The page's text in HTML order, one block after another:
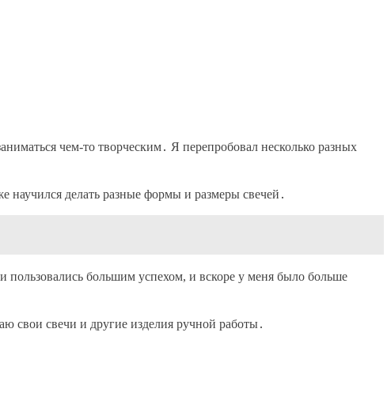
чем-то творческим․ Я перепробовал несколько разных
научился делать разные формы и размеры свечей․
пользовались большим успехом, и вскоре у меня было больше
свои свечи и другие изделия ручной работы․